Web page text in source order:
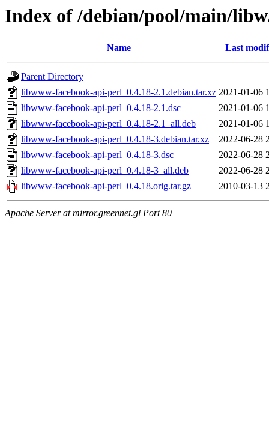
Index of /debian/pool/main/
Name Last
Parent Directory
libwww-facebook-api-perl_0.4.18-2.1.debian.tar.xz 2021-01-06
libwww-facebook-api-perl_0.4.18-2.1.dsc
2021-01-06
libwww-facebook-api-perl_0.4.18-2.1_all.deb
2021-01-06
libwww-facebook-api-perl_0.4.18-3.debian.tar.xz
2022-06-28
libwww-facebook-api-perl_0.4.18-3.dsc
2022-06-28
libwww-facebook-api-perl_0.4.18-3_all.deb
2022-06-28
libwww-facebook-api-perl_0.4.18.orig.tar.gz
2010-03-13
Apache Server at mirror.greennet.gl Port 80